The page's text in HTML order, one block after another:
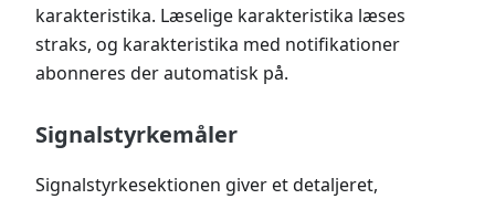
karakteristika. Læselige karakteristika læses
straks, og karakteristika med notifikationer
abonneres der automatisk på.
Signalstyrkemåler
Signalstyrkesektionen giver et detaljeret,